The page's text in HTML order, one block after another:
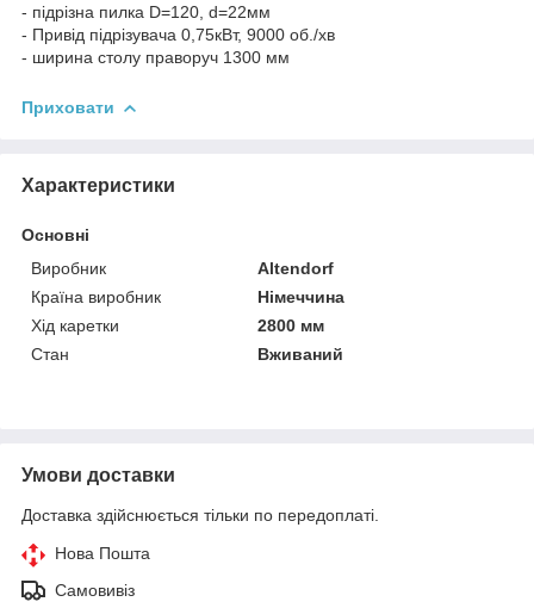
- підрізна пилка D=120, d=22мм
- Привід підрізувача 0,75кВт, 9000 об./хв
- ширина столу праворуч 1300 мм
Приховати
Характеристики
Основні
Виробник
Altendorf
Країна виробник
Німеччина
Хід каретки
2800 мм
Стан
Вживаний
Умови доставки
Доставка здійснюється тільки по передоплаті.
Нова Пошта
Самовивіз